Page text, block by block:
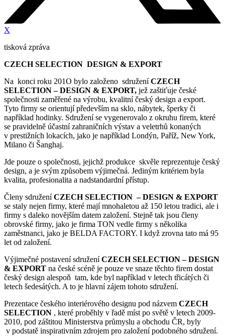
X
tisková zpráva
CZECH SELECTION DESIGN & EXPORT
Na konci roku 201O bylo založeno sdruženíCZECH
SELECTION – DESIGN & EXPORT, jež zaštiťuje české
společnosti zaměřené na výrobu, kvalitní český design a export.
Tyto firmy se orientují především na sklo, nábytek, šperky či
například hodinky. Sdružení se vygenerovalo z okruhu firem, které
se pravidelně účastní zahraničních výstav a veletrhů konaných
v prestižních lokacích, jako je například Londýn, Paříž, New York,
Milano či Šanghaj.
Jde pouze o společnosti, jejichž produkce skvěle reprezentuje český
design, a je svým způsobem výjimečná. Jediným kritériem byla
kvalita, profesionalita a nadstandardní přístup.
Členy sdruženíCZECH SELECTION – DESIGN & EXPORT
se staly nejen firmy, které mají mnohaletou až 150 letou tradici, ale i
firmy s daleko novějším datem založení. Stejně tak jsou členy
obrovské firmy, jako je firma TON vedle firmy s několika
zaměstnanci, jako je BELDA FACTORY. I když zrovna tato má 95
let od založení.
Výjimečné postavení sdruženíCZECH SELECTION – DESIGN
& EXPORT na české scéně je pouze ve snaze těchto firem dostat
český design alespoň tam, kde byl například v letech třicátých či
letech šedesátých. A to je hlavní zájem tohoto sdružení.
Prezentace českého interiérového designu pod názvem CZECH
SELECTION , které proběhly v řadě míst po světě v letech 2009-
2010, pod záštitou Ministerstva průmyslu a obchodu ČR, byly
v podstatě inspirativním zdrojem pro založení podobného sdružení.